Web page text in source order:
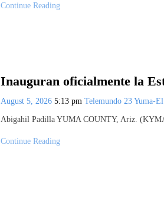
Continue Reading
Inauguran oficialmente la
August 5, 2026 5:13 pm Telemundo 23 Yuma-
Abigahil Padilla YUMA COUNTY, Ariz.
Continue Reading